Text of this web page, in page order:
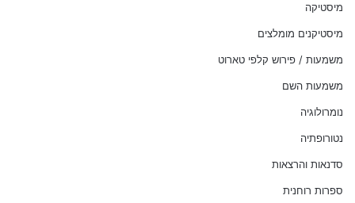
מיסטיקה
מיסטיקנים מומלצים
משמעות / פירוש קלפי טארוט
משמעות השם
נומרולוגיה
נטורופתיה
סדנאות והרצאות
ספרות רוחנית